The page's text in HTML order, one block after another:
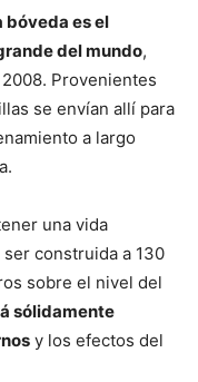
bóveda es el
del mundo,
Provenientes
se envían allí para
a largo
una vida
construida a 130
sobre el nivel del
sólidamente
y los efectos del